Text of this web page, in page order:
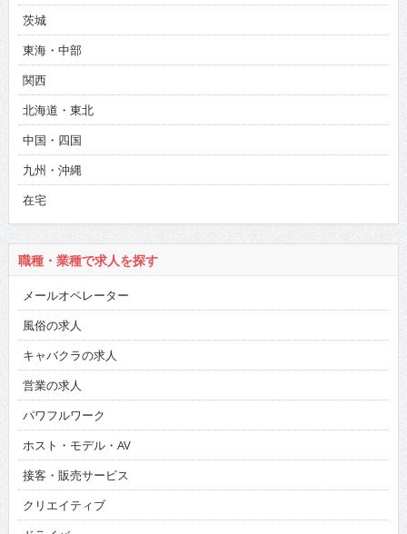
茨城
東海・中部
関西
北海道・東北
中国・四国
九州・沖縄
在宅
職種・業種で求人を探す
メールオペレーター
風俗の求人
キャバクラの求人
営業の求人
パワフルワーク
ホスト・モデル・AV
接客・販売サービス
クリエイティブ